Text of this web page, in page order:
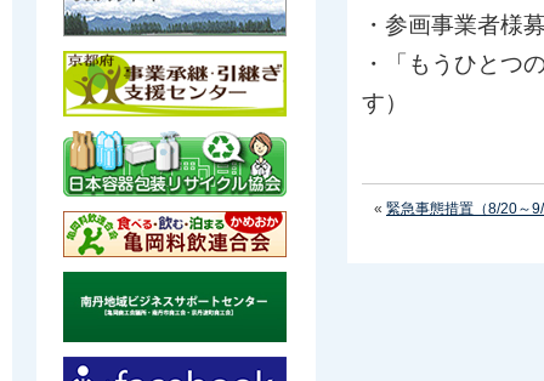
・参画事業者様
・「もうひとつ
す）
« 緊急事態措置（8/20～